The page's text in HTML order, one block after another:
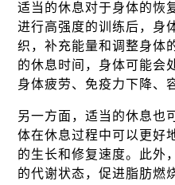
适当的休息对于身体的恢
进行高强度的训练后，身
织，补充能量和调整身体
的休息时间，身体可能会
身体疲劳、免疫力下降、
另一方面，适当的休息也
体在休息过程中可以更好
的生长和修复速度。此外
的代谢状态，促进脂肪燃